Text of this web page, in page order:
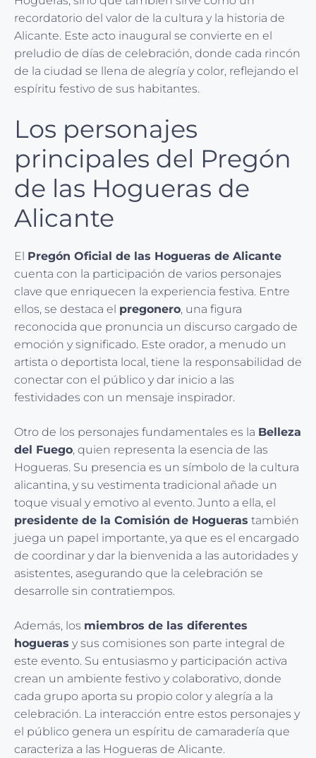
recordatorio del valor de la cultura y la historia de
Alicante. Este acto inaugural se convierte en el
preludio de días de celebración, donde cada rincón
de la ciudad se llena de alegría y color, reflejando el
espíritu festivo de sus habitantes.
Los personajes
principales del Pregón
de las Hogueras de
Alicante
El Pregón Oficial de las Hogueras de Alicante
cuenta con la participación de varios personajes
clave que enriquecen la experiencia festiva. Entre
ellos, se destaca el pregonero, una figura
reconocida que pronuncia un discurso cargado de
emoción y significado. Este orador, a menudo un
artista o deportista local, tiene la responsabilidad de
conectar con el público y dar inicio a las
festividades con un mensaje inspirador.
Otro de los personajes fundamentales es la Belleza
del Fuego, quien representa la esencia de las
Hogueras. Su presencia es un símbolo de la cultura
alicantina, y su vestimenta tradicional añade un
toque visual y emotivo al evento. Junto a ella, el
presidente de la Comisión de Hogueras también
juega un papel importante, ya que es el encargado
de coordinar y dar la bienvenida a las autoridades y
asistentes, asegurando que la celebración se
desarrolle sin contratiempos.
Además, los miembros de las diferentes
hogueras y sus comisiones son parte integral de
este evento. Su entusiasmo y participación activa
crean un ambiente festivo y colaborativo, donde
cada grupo aporta su propio color y alegría a la
celebración. La interacción entre estos personajes y
el público genera un espíritu de camaradería que
caracteriza a las Hogueras de Alicante.